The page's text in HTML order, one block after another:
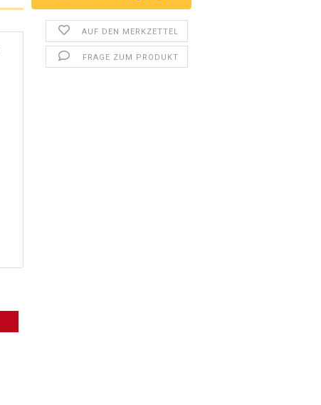
AUF DEN MERKZETTEL
FRAGE ZUM PRODUKT